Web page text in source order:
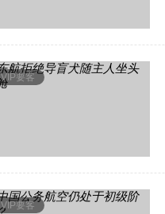
VIP要客
VIP要客